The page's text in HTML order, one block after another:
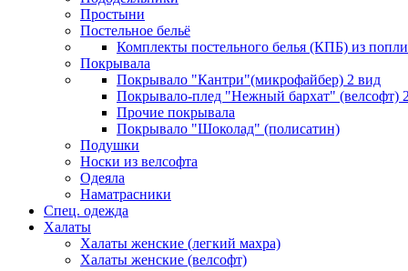
Простыни
Постельное бельё
Комплекты постельного белья (КПБ) из
Покрывала
Покрывало "Кантри"(микрофайбер) 2 вид
Покрывало-плед "Нежный бархат" (велсофт)
Прочие покрывала
Покрывало "Шоколад" (полисатин)
Подушки
Носки из велсофта
Одеяла
Наматрасники
Спец. одежда
Халаты
Халаты женские (легкий махра)
Халаты женские (велсофт)